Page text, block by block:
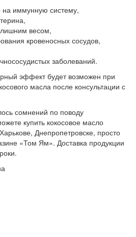
на иммунную систему,
весом,
кровеносных сосудов,
заболеваний.
эффект будет возможен при
масла после консультации с
сомнений по поводу
купить кокосовое масло
Днепропетровске, просто
«Том Ям». Доставка продукции